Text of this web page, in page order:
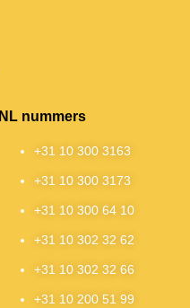
NL nummers
+31 10 300 3163
+31 10 300 3173
+31 10 300 64 10
+31 10 302 32 62
+31 10 302 32 66
+31 10 200 51 99